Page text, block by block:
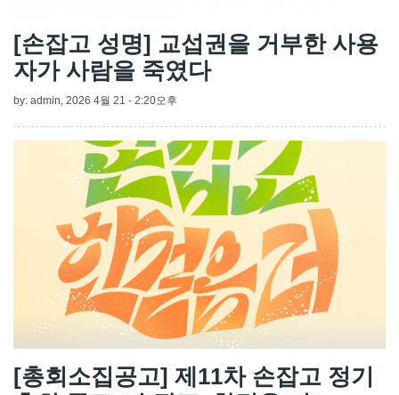
[손잡고 성명] 교섭권을 거부한 사용
자가 사람을 죽였다
by: admin , 2026 4월 21 - 2:20오후
[총회소집공고] 제11차 손잡고 정기